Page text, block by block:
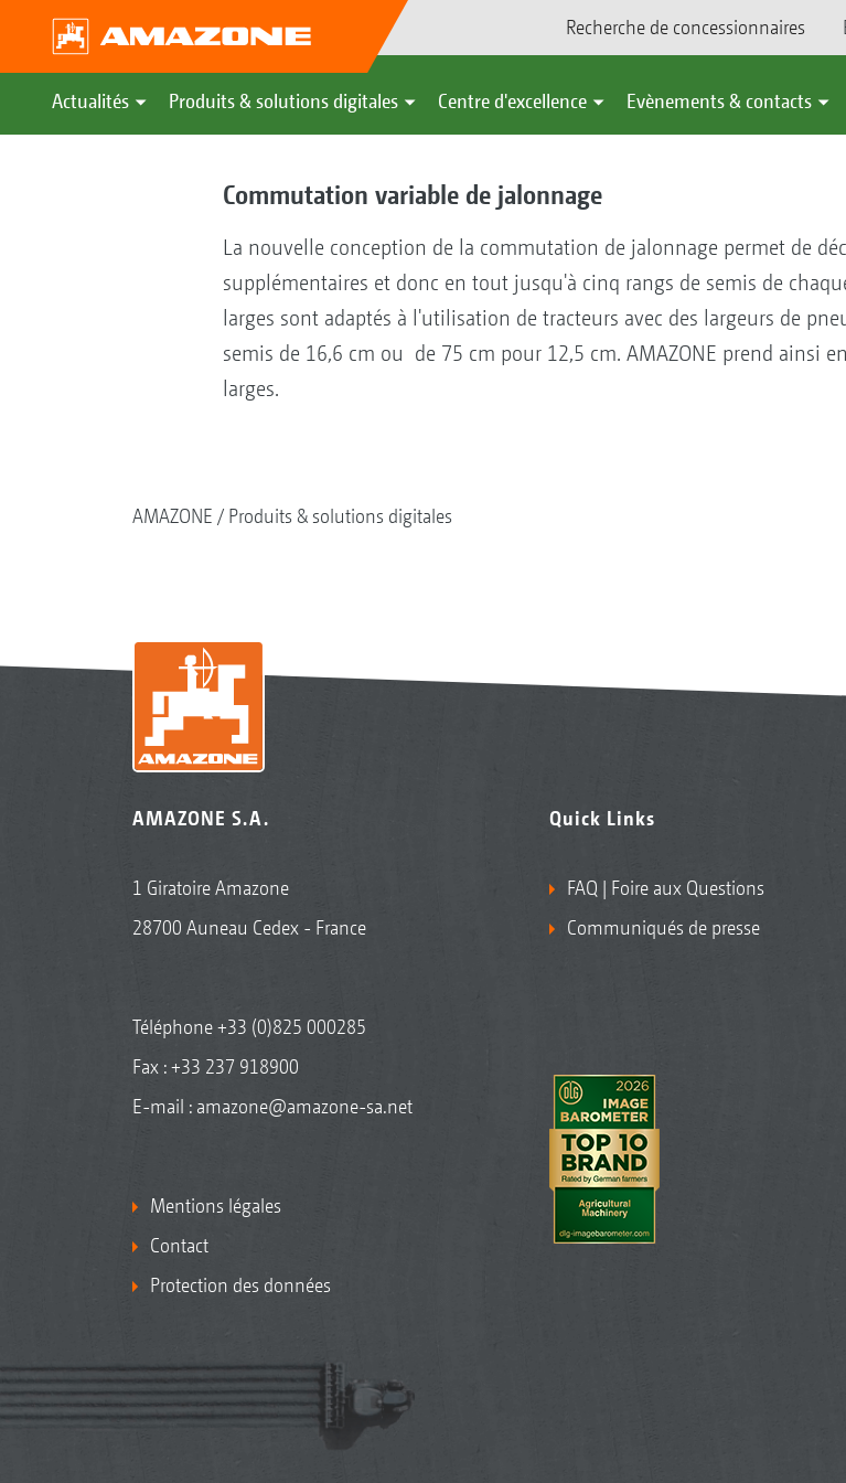
Recherche de concessionnaires
Actualités Produits & solutions digitales Centre d'excellence Evènements & contacts
Commutation variable de jalonnage
La nouvelle conception de la commutation de jalonnage permet de
supplémentaires et donc en tout jusqu'à cinq rangs de semis de
larges sont adaptés à l'utilisation de tracteurs avec des largeurs de
semis de 16,6 cm ou de 75 cm pour 12,5 cm. AMAZONE prend ainsi
larges.
AMAZONE Produits & solutions digitales
AMAZONE S.A.
1 Giratoire Amazone
28700 Auneau Cedex - France
Téléphone+33 (0)825 000285
Fax : +33 237 918900
E-mail : amazone@amazone-sa.net
Mentions légales
Contact
Protection des données
Quick Links
FAQ | Foire aux Questions
Communiqués de presse